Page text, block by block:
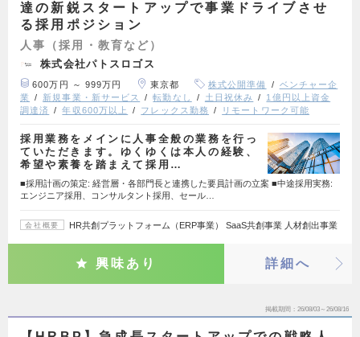
達の新鋭スタートアップで事業ドライブさせ
る採用ポジション
人事（採用・教育など）
株式会社パトスロゴス
600万円 ～ 999万円 東京都 株式公開準備
ベンチャー企
業
新規事業・新サービス 転勤なし 土日祝休み
1億円以上資金
調達済
年収600万以上 フレックス勤務 リモートワーク可能
採用業務をメインに人事全般の業務を行っ
ていただきます。ゆくゆくは本人の経験、
希望や素養を踏まえて採用…
■採用計画の策定: 経営層・各部門長と連携した要員計画の立案 ■中途採用実務:
エンジニア採用、コンサルタント採用、セール…
会社概要 HR共創プラットフォーム（ERP事業） SaaS共創事業 人材創出事業
興味あり 詳細へ
掲載期間 26/08/03～26/08/16